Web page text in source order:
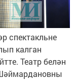
спектакльне
калган
Театр белән